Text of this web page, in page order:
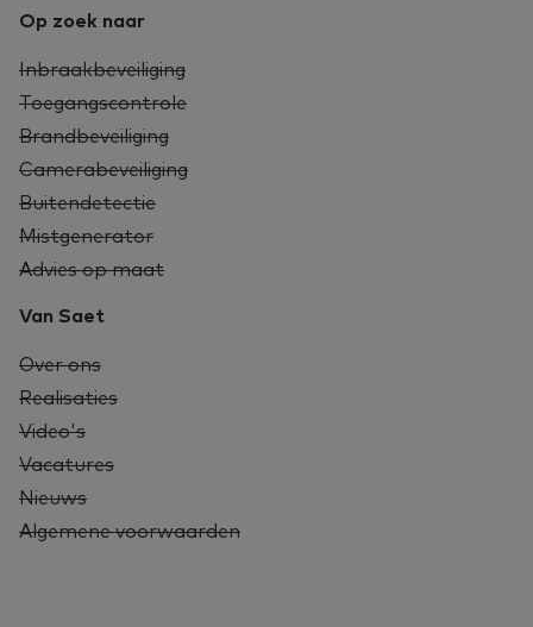
Op zoek naar
Inbraakbeveiliging
Toegangscontrole
Brandbeveiliging
Camerabeveiliging
Buitendetectie
Mistgenerator
Advies op maat
Van Saet
Over ons
Realisaties
Video's
Vacatures
Nieuws
Algemene voorwaarden